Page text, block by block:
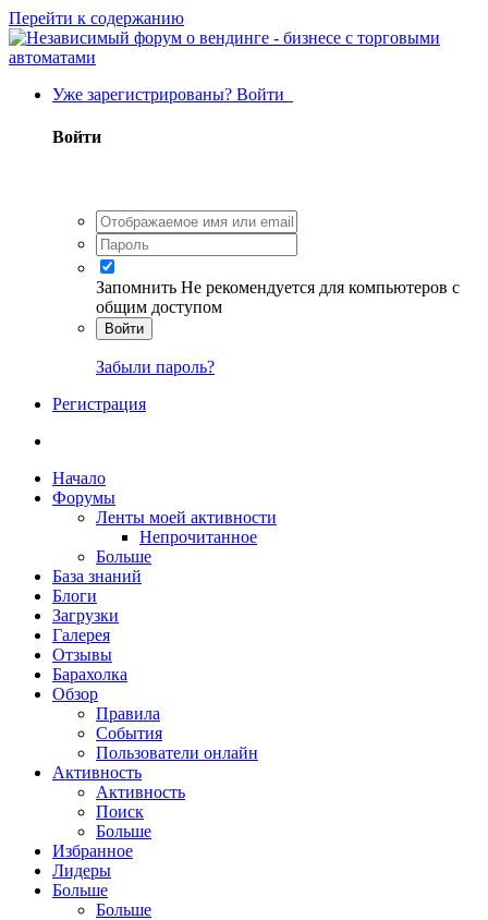
Перейти к содержанию
Уже зарегистрированы? Войти
Войти
Запомнить Не рекомендуется для компьютеров с
общим доступом
Войти
Забыли пароль?
Регистрация
Начало
Форумы
Ленты моей активности
Непрочитанное
Больше
База знаний
Блоги
Загрузки
Галерея
Отзывы
Барахолка
Обзор
Правила
События
Пользователи онлайн
Активность
Активность
Поиск
Больше
Избранное
Лидеры
Больше
Больше